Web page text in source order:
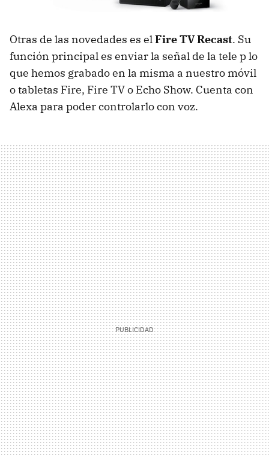
Otras de las novedades es elFire TV Recast. Su
función principal es enviar la señal de la tele p lo
que hemos grabado en la misma a nuestro móvil
o tabletas Fire, Fire TV o Echo Show. Cuenta con
Alexa para poder controlarlo con voz.